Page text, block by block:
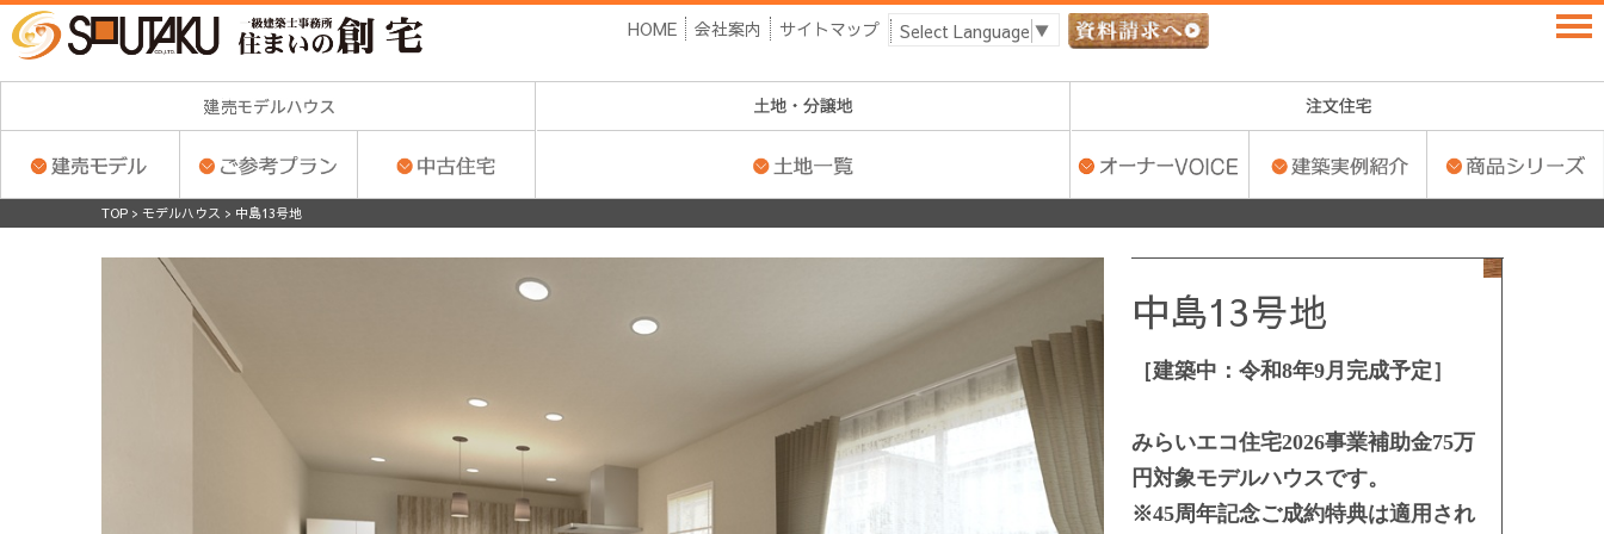
HOME 会社案内 サイトマップ Select Language ▼
TOP> モデルハウス > 中島13号地
中島13号地
［建築中：令和8年9月完成予定］
みらいエコ住宅2026事業補助金75万
円対象モデルハウスです。
※45周年記念ご成約特典は適用され